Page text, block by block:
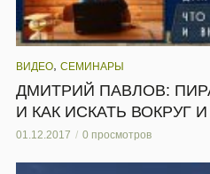
ВИДЕО, СЕМИНАРЫ
ДМИТРИЙ ПАВЛОВ:
И КАК ИСКАТЬ ВОКРУГ
01.12.2017 0 просмотров